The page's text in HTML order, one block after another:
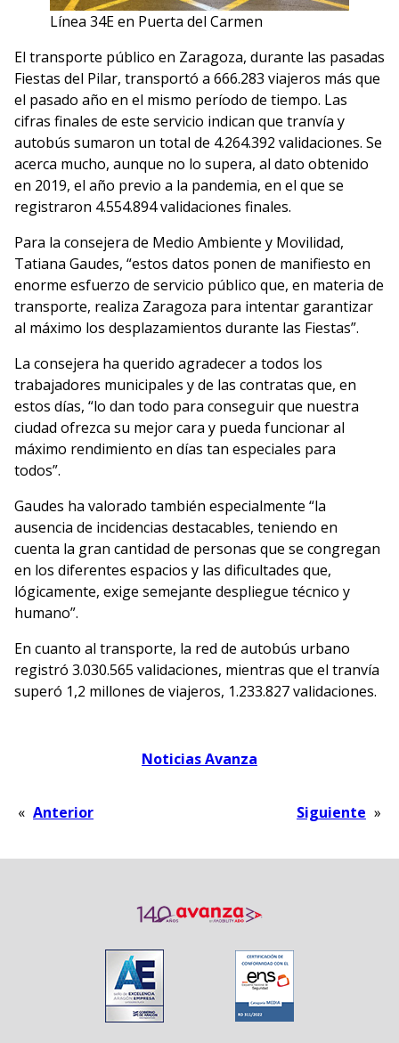
Línea 34E en Puerta del Carmen
El transporte público en Zaragoza, durante las pasadas
Fiestas del Pilar, transportó a 666.283 viajeros más que
el pasado año en el mismo período de tiempo. Las
cifras finales de este servicio indican que tranvía y
autobús sumaron un total de 4.264.392 validaciones. Se
acerca mucho, aunque no lo supera, al dato obtenido
en 2019, el año previo a la pandemia, en el que se
registraron 4.554.894 validaciones finales.
Para la consejera de Medio Ambiente y Movilidad,
Tatiana Gaudes, “estos datos ponen de manifiesto en
enorme esfuerzo de servicio público que, en materia de
transporte, realiza Zaragoza para intentar garantizar
al máximo los desplazamientos durante las Fiestas”.
La consejera ha querido agradecer a todos los
trabajadores municipales y de las contratas que, en
estos días, “lo dan todo para conseguir que nuestra
ciudad ofrezca su mejor cara y pueda funcionar al
máximo rendimiento en días tan especiales para
todos”.
Gaudes ha valorado también especialmente “la
ausencia de incidencias destacables, teniendo en
cuenta la gran cantidad de personas que se congregan
en los diferentes espacios y las dificultades que,
lógicamente, exige semejante despliegue técnico y
humano”.
En cuanto al transporte, la red de autobús urbano
registró 3.030.565 validaciones, mientras que el tranvía
superó 1,2 millones de viajeros, 1.233.827 validaciones.
Noticias Avanza
« Anterior Siguiente »